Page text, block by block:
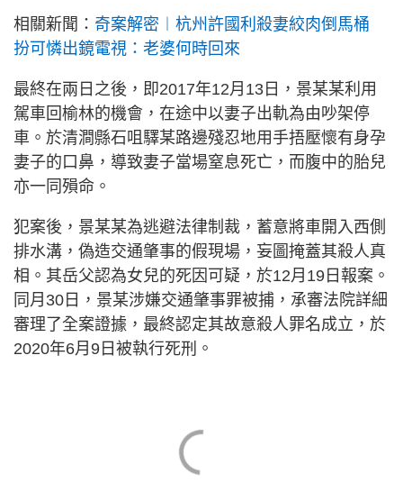
相關新聞： 奇案解密︱杭州許國利殺妻絞肉倒馬桶
扮可憐出鏡電視：老婆何時回來
最終在兩日之後，即2017年12月13日，景某某利用
駕車回榆林的機會，在途中以妻子出軌為由吵架停
車。於清澗縣石咀驛某路邊殘忍地用手捂壓懷有身孕
妻子的口鼻，導致妻子當場窒息死亡，而腹中的胎兒
亦一同殞命。
犯案後，景某某為逃避法律制裁，蓄意將車開入西側
排水溝，偽造交通肇事的假現場，妄圖掩蓋其殺人真
相。其岳父認為女兒的死因可疑，於12月19日報案。
同月30日，景某涉嫌交通肇事罪被捕，承審法院詳細
審理了全案證據，最終認定其故意殺人罪名成立，於
2020年6月9日被執行死刑。